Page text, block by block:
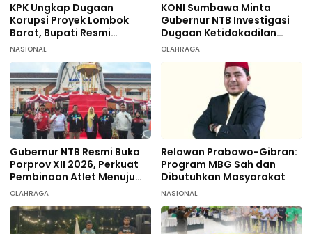
KPK Ungkap Dugaan
Korupsi Proyek Lombok
Barat, Bupati Resmi
Tersangka
NASIONAL
KONI Sumbawa Minta
Gubernur NTB Investigasi
Dugaan Ketidakadilan
terhadap 9 Atlet
OLAHRAGA
Gubernur NTB Resmi Buka
Porprov XII 2026, Perkuat
Pembinaan Atlet Menuju
PON 2028
OLAHRAGA
Relawan Prabowo-Gibran:
Program MBG Sah dan
Dibutuhkan Masyarakat
NASIONAL